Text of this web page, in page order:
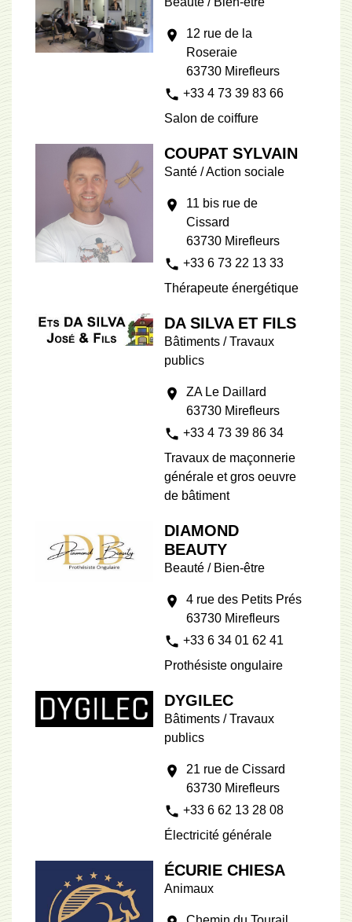
location_on
12 rue de la
Roseraie
63730 Mirefleurs
phone +33 4 73 39 83 66
Salon de coiffure
COUPAT SYLVAIN
Santé / Action sociale
location_on
11 bis rue de
Cissard
63730 Mirefleurs
phone +33 6 73 22 13 33
Thérapeute énergétique
DA SILVA ET FILS
Bâtiments / Travaux
publics
location_on
ZA Le Daillard
63730 Mirefleurs
phone +33 4 73 39 86 34
Travaux de maçonnerie
générale et gros oeuvre
de bâtiment
DIAMOND
BEAUTY
Beauté / Bien-être
location_on
4 rue des Petits Prés
63730 Mirefleurs
phone +33 6 34 01 62 41
Prothésiste ongulaire
DYGILEC
Bâtiments / Travaux
publics
location_on
21 rue de Cissard
63730 Mirefleurs
phone +33 6 62 13 28 08
Électricité générale
ÉCURIE CHIESA
Animaux